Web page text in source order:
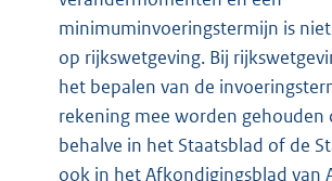
minimuminvoeringstermijn is
op rijkswetgeving. Bij
het bepalen van de
rekening mee worden gehouden
behalve in het Staatsblad of de
ook in het Afkondigingsblad van